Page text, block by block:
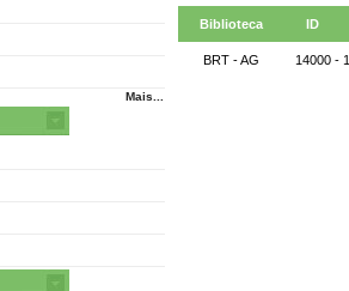
Mais...
Biblioteca ID
BRT - AG 14000 - 1